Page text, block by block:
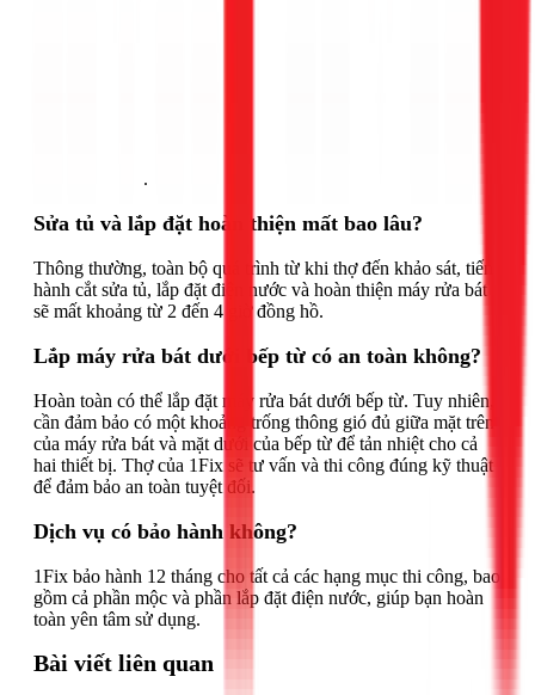
.
Sửa tủ và lắp đặt hoàn thiện mất bao lâu?
Thông thường, toàn bộ quá trình từ khi thợ đến khảo sát, tiến
hành cắt sửa tủ, lắp đặt điện nước và hoàn thiện máy rửa bát
sẽ mất khoảng từ 2 đến 4 giờ đồng hồ.
Lắp máy rửa bát dưới bếp từ có an toàn không?
Hoàn toàn có thể lắp đặt máy rửa bát dưới bếp từ. Tuy nhiên,
cần đảm bảo có một khoảng trống thông gió đủ giữa mặt trên
của máy rửa bát và mặt dưới của bếp từ để tản nhiệt cho cả
hai thiết bị. Thợ của 1Fix sẽ tư vấn và thi công đúng kỹ thuật
để đảm bảo an toàn tuyệt đối.
Dịch vụ có bảo hành không?
1Fix bảo hành 12 tháng cho tất cả các hạng mục thi công, bao
gồm cả phần mộc và phần lắp đặt điện nước, giúp bạn hoàn
toàn yên tâm sử dụng.
Bài viết liên quan